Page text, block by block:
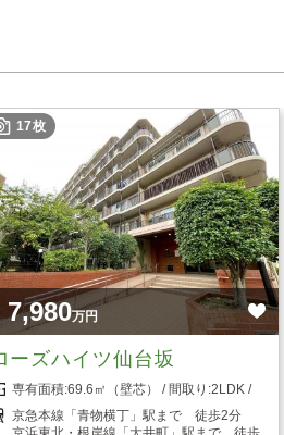
17枚
7,980万円
ーズハイツ仙台坂
69.6㎡（壁芯）
2LDK
京急本線「青物横丁」駅まで 徒歩2分